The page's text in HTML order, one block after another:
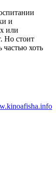
и
или
Но стоит
хоть